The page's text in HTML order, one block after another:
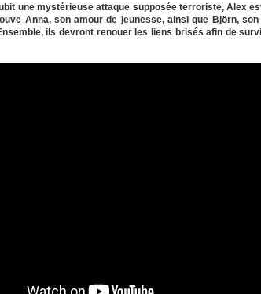
une mystérieuse attaque supposée terroriste, Alex
Anna, son amour de jeunesse, ainsi que Björn,
ils devront renouer les liens brisés afin de